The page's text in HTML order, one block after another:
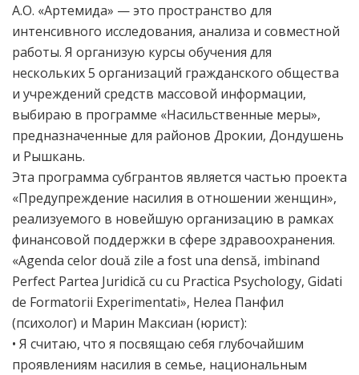
A.O. «Артемида» — это пространство для
интенсивного исследования, анализа и совместной
работы. Я организую курсы обучения для
нескольких 5 организаций гражданского общества
и учреждений средств массовой информации,
выбираю в программе «Насильственные меры»,
предназначенные для районов Дрокии, Дондушень
и Рышкань.
Эта программа субгрантов является частью проекта
«Предупреждение насилия в отношении женщин»,
реализуемого в новейшую организацию в рамках
финансовой поддержки в сфере здравоохранения.
«Agenda celor două zile a fost una densă, imbinand
Perfect Partea Juridică cu cu Practica Psychology, Gidati
de Formatorii Experimentati», Нелеа Панфил
(психолог) и Марин Максиан (юрист):
• Я считаю, что я посвящаю себя глубочайшим
проявлениям насилия в семье, национальным